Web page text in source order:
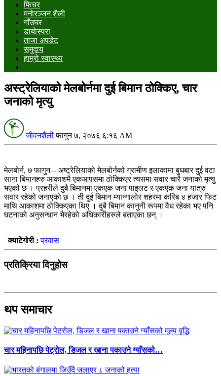
फिचर
मनाेरञ्जन शैली
गाँउघर
डायाेस्परा
ताजा अपडेट
समुदाय
हाम्राे स्वास्थ्य
अस्ट्रेलियाको मेलबोर्नमा दुई बिमान ठोक्किए, चार
जनाको मृत्यु
जीवनशैली फागुन ७, २०७६ ६:१६ AM
मेलबोर्न, ७ फागुन – अष्ट्रेलियाको मेलबोर्नको ग्रामीण इलाकामा बुधबार दुई वटा
साना बिमानहरु आकाशमै एकआपसमा ठोक्किएर त्यसमा सवार चारै जनाको मृत्यु
भएको छ । प्रहरीले दुबै बिमानमा एकएक जना पाइलट र एकएक जना यात्रु
सवार रहेको जनाएको छ । ती दुई बिमान म्यान्गालोर शहरमा करिब ४ हजार फिट
माथि आकाशमा ठोक्किएका थिए । दुबै बिमान कानुनी रूपमा वैध रहेका भए पनि
घटनाको अनुसन्धान भैरहेको अधिकारीहरुले बताएका छन् ।
क्याटेगोरी :प्रवास
प्रतिक्रिया दिनुहोस
थप समाचार
चार महिनापछि पेट्रोल, डिजल र खाना पकाउने ग्याँसको…